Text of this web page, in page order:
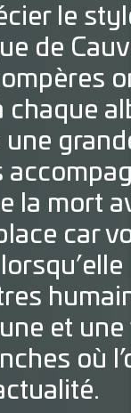
le
de
chaque
une
la mort
car
et
où